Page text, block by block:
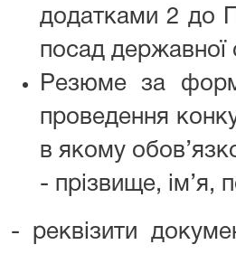
додатками 2 до
посад державної
Резюме за
проведення
в якому
- прізвище, ім’я,
- реквізити